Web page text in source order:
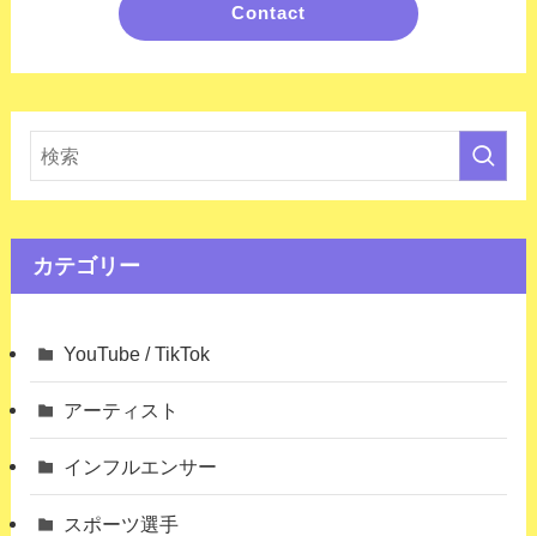
Contact
カテゴリー
YouTube / TikTok
アーティスト
インフルエンサー
スポーツ選手